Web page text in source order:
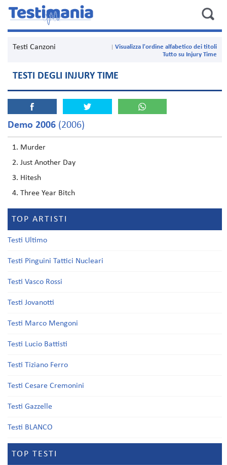
Testi Canzoni
Visualizza l'ordine alfabetico dei titoli
Tutto su Injury Time
TESTI DEGLI INJURY TIME
Demo 2006 (2006)
Murder
Just Another Day
Hitesh
Three Year Bitch
TOP ARTISTI
Testi Ultimo
Testi Pinguini Tattici Nucleari
Testi Vasco Rossi
Testi Jovanotti
Testi Marco Mengoni
Testi Lucio Battisti
Testi Tiziano Ferro
Testi Cesare Cremonini
Testi Gazzelle
Testi BLANCO
TOP TESTI